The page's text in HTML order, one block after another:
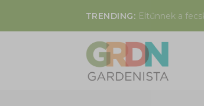
TRENDING: Eltűnnek a